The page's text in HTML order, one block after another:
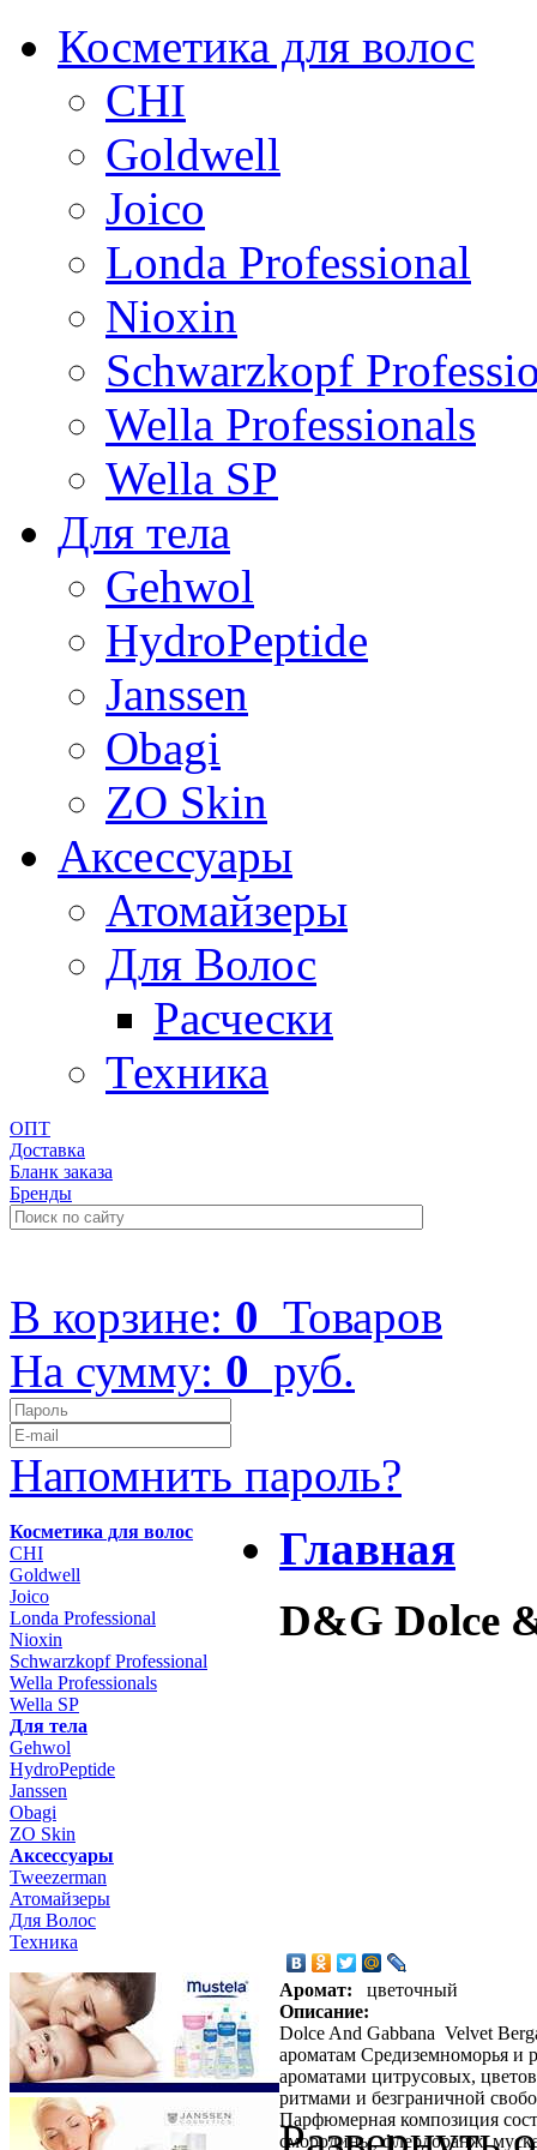
Косметика для волос
CHI
Goldwell
Joico
Londa Professional
Nioxin
Schwarzkopf
Wella Professionals
Wella SP
Для тела
Gehwol
HydroPeptide
Janssen
Obagi
ZO Skin
Aксессуары
Атомайзеры
Для Волос
Расчески
Техника
ОПТ
Доставка
Бланк заказа
Бренды
В корзине: 0 Товаров
На сумму: 0 руб.
Напомнить пароль?
Косметика для волос
CHI
Goldwell
Joico
Londa Professional
Nioxin
Schwarzkopf Professional
Wella Professionals
Wella SP
Для тела
Gehwol
HydroPeptide
Janssen
Obagi
ZO Skin
Aксессуары
Tweezerman
Атомайзеры
Для Волос
Техника
Главная
D&G Dolce
Аромат:
цветочный
Описание:
Dolce And Gabbana Velvet
ароматам Средиземноморья и
ароматами цитрусовых,
ритмами и безграничной
Парфюмерная композиция
смородины, флердоранж,